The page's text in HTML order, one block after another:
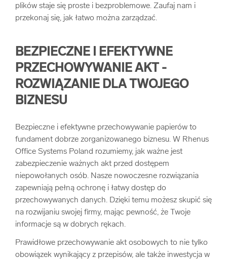
plików staje się proste i bezproblemowe. Zaufaj nam i
przekonaj się, jak łatwo można zarządzać.
BEZPIECZNE I EFEKTYWNE
PRZECHOWYWANIE AKT -
ROZWIĄZANIE DLA TWOJEGO
BIZNESU
Bezpieczne i efektywne przechowywanie papierów to
fundament dobrze zorganizowanego biznesu. W Rhenus
Office Systems Poland rozumiemy, jak ważne jest
zabezpieczenie ważnych akt przed dostępem
niepowołanych osób. Nasze nowoczesne rozwiązania
zapewniają pełną ochronę i łatwy dostęp do
przechowywanych danych. Dzięki temu możesz skupić się
na rozwijaniu swojej firmy, mając pewność, że Twoje
informacje są w dobrych rękach.
Prawidłowe przechowywanie akt osobowych to nie tylko
obowiązek wynikający z przepisów, ale także inwestycja w